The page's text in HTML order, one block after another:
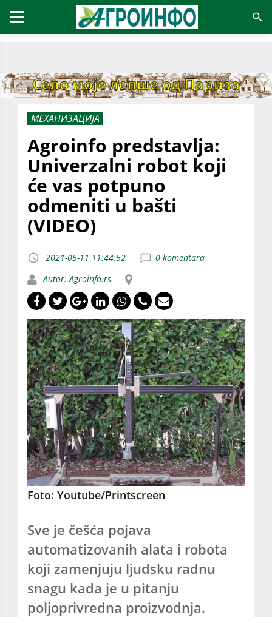
МЕХАНИЗАЦИЈА
Agroinfo predstavlja:
Univerzalni robot koji
će vas potpuno
odmeniti u bašti
(VIDEO)
2021-05-11 11:44:52
0 komentara
Autor: Agroinfo.rs
Foto: Youtube/Printscreen
Sve je češća pojava
automatizovanih alata i robota
koji zamenjuju ljudsku radnu
snagu kada je u pitanju
poljoprivredna proizvodnja.